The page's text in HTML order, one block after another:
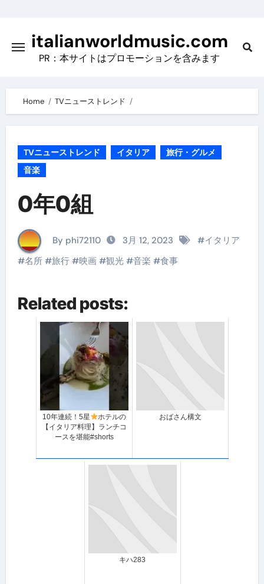
contentitalianworldmusic.com
PR：本サイトはプロモーションを含みます
Home TVニューストレンド
TVニューストレンド イタリア
旅行・グルメ
音楽
0年0組
By phi72110 3月 12, 2023 #イタリア
#名所#旅行#映画#観光#音楽 #食事
Related posts:
10年連続！5星
ホテルの
【イタリア料理】ランチコ
ースを堪能#shorts
おばさん構文
キハ283